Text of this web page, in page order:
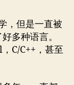
，但是一直被
多种语言。
C/C++，甚至